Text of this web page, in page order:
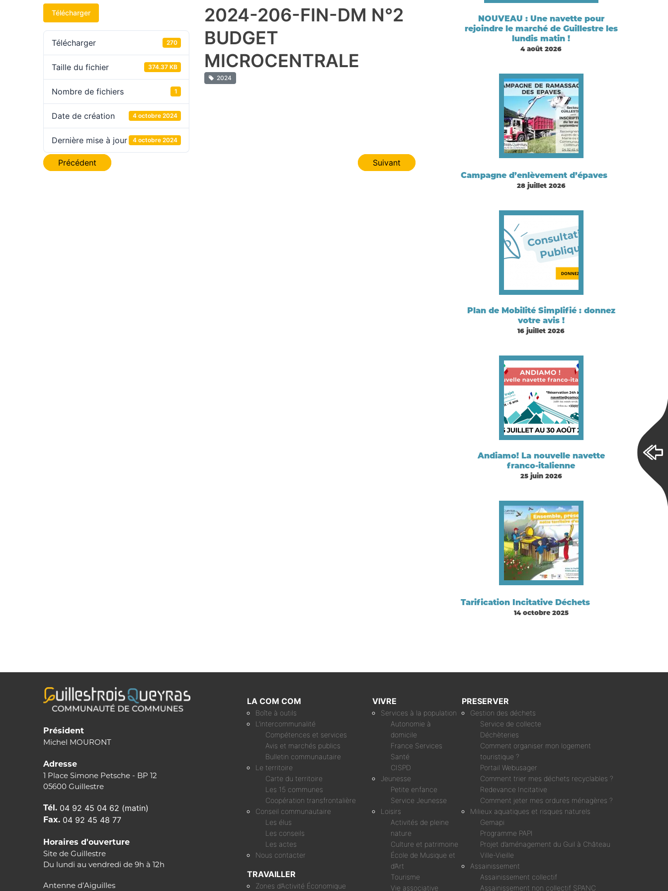
Télécharger
Télécharger 270
Taille du fichier 374.37 KB
Nombre de fichiers 1
Date de création 4 octobre 2024
Dernière mise à jour 4 octobre 2024
2024-206-FIN-DM N°2
BUDGET
MICROCENTRALE
2024
Navigation
Précédent Suivant
NOUVEAU : Une navette pour
rejoindre le marché de Guillestre les
lundis matin !
4 août 2026
Campagne d’enlèvement d’épaves
28 juillet 2026
Plan de Mobilité Simplifié : donnez
votre avis !
16 juillet 2026
Andiamo! La nouvelle navette
franco-italienne
25 juin 2026
Tarification Incitative Déchets
14 octobre 2025
Président
Michel MOURONT
Adresse
1 Place Simone Petsche - BP 12
05600 Guillestre
Tél. 04 92 45 04 62 (matin)
Fax. 04 92 45 48 77
Horaires d'ouverture
Site de Guillestre
Du lundi au vendredi de 9h à 12h
Antenne d’Aiguilles
LA COM COM
Boîte à outils
L’intercommunalité
Compétences et services
Avis et marchés publics
Bulletin communautaire
Le territoire
Carte du territoire
Les 15 communes
Coopération transfrontalière
Conseil communautaire
Les élus
Les conseils
Les actes
Nous contacter
TRAVAILLER
Zones d’Activité Économique
VIVRE
Services à la population
Autonomie à
domicile
France Services
Santé
CISPD
Jeunesse
Petite enfance
Service Jeunesse
Loisirs
Activités de pleine
nature
Culture et patrimoine
École de Musique et
d’Art
Tourisme
Vie associative
PRESERVER
Gestion des déchets
Service de collecte
Déchèteries
Comment organiser mon logement
touristique ?
Portail Webusager
Comment trier mes déchets recyclables ?
Redevance Incitative
Comment jeter mes ordures ménagères ?
Milieux aquatiques et risques naturels
Gemapi
Programme PAPI
Projet d’aménagement du Guil à Château
Ville-Vieille
Assainissement
Assainissement collectif
Assainissement non collectif SPANC